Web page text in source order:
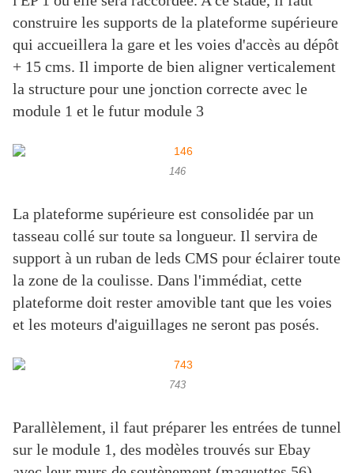
construire les supports de la plateforme supérieure
qui accueillera la gare et les voies d'accès au dépôt
+ 15 cms. Il importe de bien aligner verticalement
la structure pour une jonction correcte avec le
module 1 et le futur module 3
146
La plateforme supérieure est consolidée par un
tasseau collé sur toute sa longueur. Il servira de
support à un ruban de leds CMS pour éclairer toute
la zone de la coulisse. Dans l'immédiat, cette
plateforme doit rester amovible tant que les voies
et les moteurs d'aiguillages ne seront pas posés.
743
Parallèlement, il faut préparer les entrées de tunnel
sur le module 1, des modèles trouvés sur Ebay